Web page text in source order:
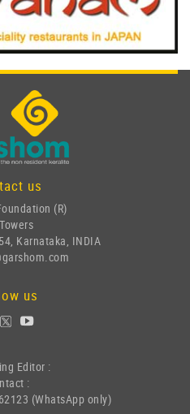
us
(R)
Karnataka, INDIA
us
Editor :
:
(WhatsApp only)